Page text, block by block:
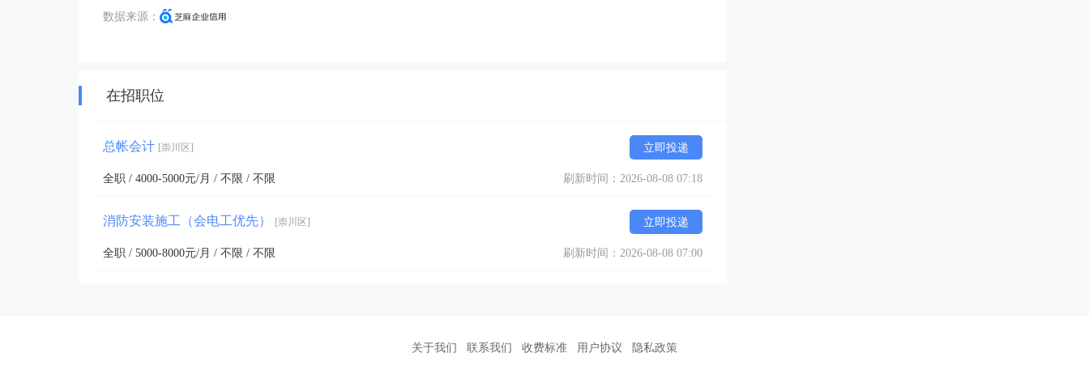
数据来源：
在招职位
总帐会计 [崇川区] 立即投递
全职 / 4000-5000元/月 / 不限 / 不限 刷新时间：2026-08-08 07:18
消防安装施工（会电工优先） [崇川区] 立即投递
全职 / 5000-8000元/月 / 不限 / 不限 刷新时间：2026-08-08 07:00
关于我们 联系我们 收费标准 用户协议 隐私政策